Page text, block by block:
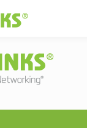
Change